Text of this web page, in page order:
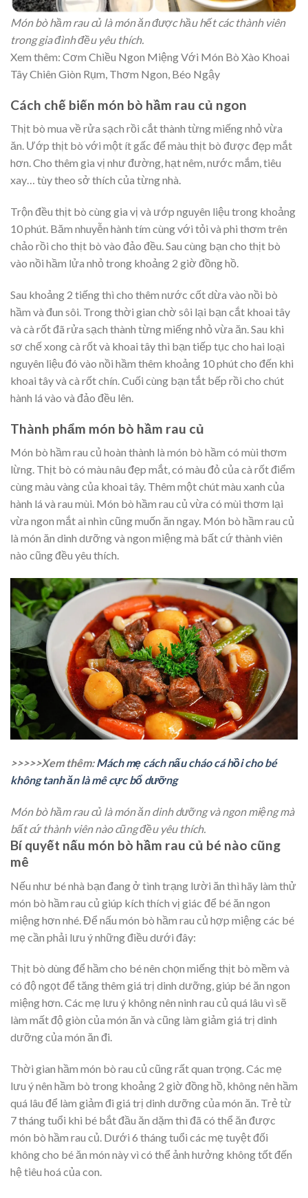
Món bò hầm rau củ là món ăn được hầu hết các thành viên
trong gia đình đều yêu thích.
Xem thêm: Cơm Chiều Ngon Miệng Với Món Bò Xào Khoai
Tây Chiên Giòn Rụm, Thơm Ngon, Béo Ngậy
Cách chế biến món bò hầm rau củ ngon
Thịt bò mua về rửa sạch rồi cắt thành từng miếng nhỏ vừa
ăn. Ướp thịt bò với một ít gấc để màu thịt bò được đẹp mắt
hơn. Cho thêm gia vị như đường, hạt nêm, nước mắm, tiêu
xay… tùy theo sở thích của từng nhà.
Trộn đều thịt bò cùng gia vị và ướp nguyên liệu trong khoảng
10 phút. Băm nhuyễn hành tím cùng với tỏi và phi thơm trên
chảo rồi cho thịt bò vào đảo đều. Sau cùng bạn cho thịt bò
vào nồi hầm lửa nhỏ trong khoảng 2 giờ đồng hồ.
Sau khoảng 2 tiếng thì cho thêm nước cốt dừa vào nồi bò
hầm và đun sôi. Trong thời gian chờ sôi lại bạn cắt khoai tây
và cà rốt đã rửa sạch thành từng miếng nhỏ vừa ăn. Sau khi
sơ chế xong cà rốt và khoai tây thì bạn tiếp tục cho hai loại
nguyên liệu đó vào nồi hầm thêm khoảng 10 phút cho đến khi
khoai tây và cà rốt chín. Cuối cùng bạn tắt bếp rồi cho chút
hành lá vào và đảo đều lên.
Thành phẩm món bò hầm rau củ
Món bò hầm rau củ hoàn thành là món bò hầm có mùi thơm
lừng. Thịt bò có màu nâu đẹp mắt, có màu đỏ của cà rốt điểm
cùng màu vàng của khoai tây. Thêm một chút màu xanh của
hành lá và rau mùi. Món bò hầm rau củ vừa có mùi thơm lại
vừa ngon mắt ai nhìn cũng muốn ăn ngay. Món bò hầm rau củ
là món ăn dinh dưỡng và ngon miệng mà bất cứ thành viên
nào cũng đều yêu thích.
>>>>>Xem thêm:Mách mẹ cách nấu cháo cá hồi cho bé
không tanh ăn là mê cực bổ dưỡng
Món bò hầm rau củ là món ăn dinh dưỡng và ngon miệng mà
bất cứ thành viên nào cũng đều yêu thích.
Bí quyết nấu món bò hầm rau củ bé nào cũng
mê
Nếu như bé nhà bạn đang ở tình trạng lười ăn thì hãy làm thử
món bò hầm rau củ giúp kích thích vị giác để bé ăn ngon
miệng hơn nhé. Để nấu món bò hầm rau củ hợp miệng các bé
mẹ cần phải lưu ý những điều dưới đây:
Thịt bò dùng để hầm cho bé nên chọn miếng thịt bò mềm và
có độ ngọt để tăng thêm giá trị dinh dưỡng, giúp bé ăn ngon
miệng hơn.Các mẹ lưu ý không nên ninh rau củ quá lâu vì sẽ
làm mất độ giòn của món ăn và cũng làm giảm giá trị dinh
dưỡng của món ăn đi.
Thời gian hầm món bò rau củ cũng rất quan trọng. Các mẹ
lưu ý nên hầm bò trong khoảng 2 giờ đồng hồ, không nên hầm
quá lâu để làm giảm đi giá trị dinh dưỡng của món ăn. Trẻ từ
7 tháng tuổi khi bé bắt đầu ăn dặm thì đã có thể ăn được
món bò hầm rau củ. Dưới 6 tháng tuổi các mẹ tuyệt đối
không cho bé ăn món này vì có thể ảnh hưởng không tốt đến
hệ tiêu hoá của con.